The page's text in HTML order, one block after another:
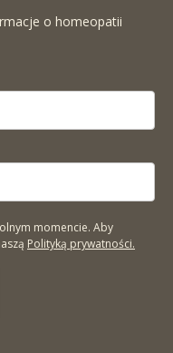
o homeopatii
momencie. Aby
Polityką prywatności.